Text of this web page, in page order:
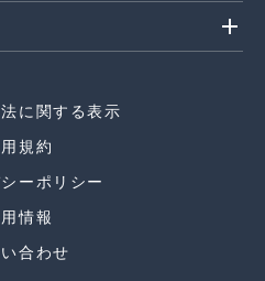
add
に関する表示
規約
ーポリシー
情報
合わせ